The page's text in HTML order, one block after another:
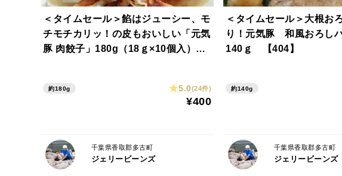
＜タイムセール＞餡はジューシー、モ
チモチカリッ！の皮もおいしい「元気
豚 肉餃子」180g（18ｇ×10個入）
約180g 5.0(24件)
¥400
千葉県香取郡多古町
ジェリービーンズ
＜タイムセール＞大根お
り！元気豚 和風おろし
140ｇ 【404】
約140g
千葉県香取郡多古町
ジェリービーンズ